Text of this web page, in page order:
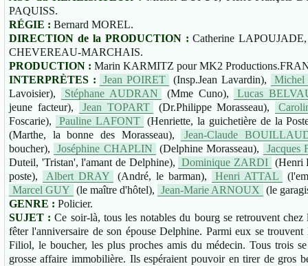
PAQUISS.
RÉGIE : Bernard MOREL.
DIRECTION de la PRODUCTION :Catherine
CHEVEREAU-MARCHAIS.
PRODUCTION : Marin KARMITZ pour MK2
INTERPRÈTES :
Jean POIRET (Insp.Jean Lavardin),
Lavoisier),
Stéphane AUDRAN (Mme Cuno),
Lucas
jeune facteur),
Jean TOPART (Dr.Philippe Morasseau),
Foscarie),
Pauline LAFONT
(Henriette, la guichetière de la
(Marthe, la bonne des Morasseau),
Jean-Claude
boucher),
Joséphine CHAPLIN (Delphine Morasseau),
Jacques
Duteil, 'Tristan', l'amant de Delphine),
Dominique ZARDI (Henri
poste),
Albert DRAY (André, le barman), Henri ATTAL
Marcel GUY (le maître d'hôtel), Jean-Marie ARNOUX (le
GENRE : Policier.
SUJET :Ce soir-là, tous les notables du bourg se retrouvent
fêter l'anniversaire de son épouse Delphine. Parmi eux se
Filiol, le boucher, les plus proches amis du médecin. Tous trois
grosse affaire immobilière. Ils espéraient pouvoir en tirer de gros